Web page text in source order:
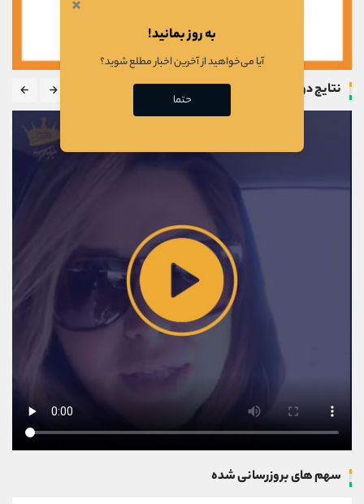
نتایج دوره
سهم های بروزرسانی شده
به روز بمانید!
آیا می‌خواهید از آخرین اخبار مطلع شوید؟
حتما